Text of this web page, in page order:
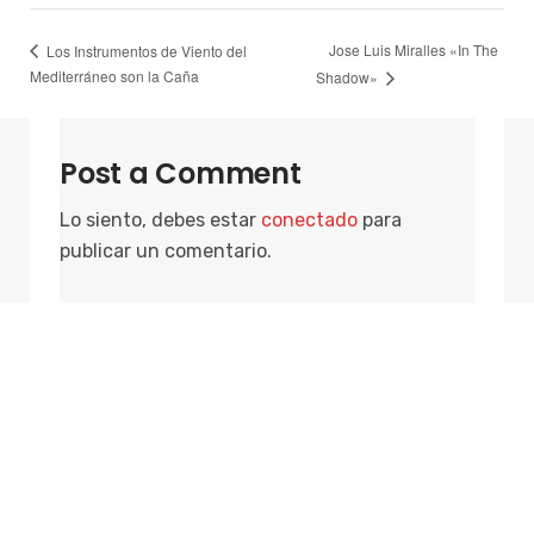
Los Instrumentos de Viento del
Mediterráneo son la Caña
Jose Luis Miralles «In The
Shadow»
Post a Comment
Lo siento, debes estar conectado para
publicar un comentario.